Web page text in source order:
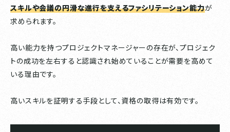
スキルや会議の円滑な進行を支えるファシリテーション能力が
求められます。
高い能力を持つプロジェクトマネージャーの存在が、プロジェク
トの成功を左右すると認識され始めていることが需要を高めて
いる理由です。
高いスキルを証明する手段として、資格の取得は有効です。